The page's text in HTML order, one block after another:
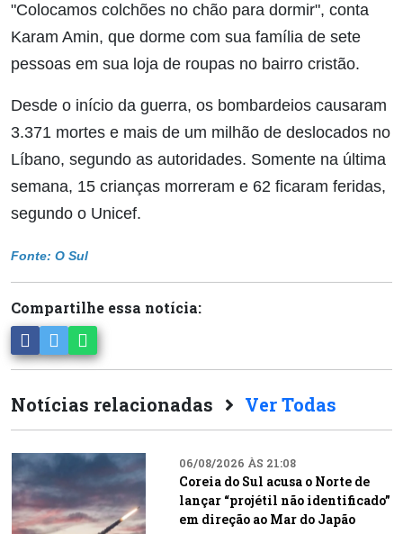
"Colocamos colchões no chão para dormir", conta
Karam Amin, que dorme com sua família de sete
pessoas em sua loja de roupas no bairro cristão.
Desde o início da guerra, os bombardeios causaram
3.371 mortes e mais de um milhão de deslocados no
Líbano, segundo as autoridades. Somente na última
semana, 15 crianças morreram e 62 ficaram feridas,
segundo o Unicef.
Fonte: O Sul
Compartilhe essa notícia:
Notícias relacionadas Ver Todas
06/08/2026 ÀS 21:08
Coreia do Sul acusa o Norte de
lançar “projétil não identificado”
em direção ao Mar do Japão